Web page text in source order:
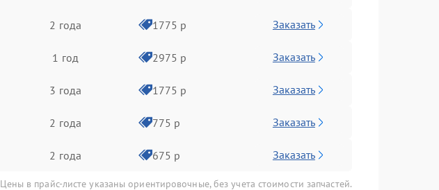
2 года 1775 р Заказать
1 год 2975 р Заказать
3 года 1775 р Заказать
2 года 775 р Заказать
2 года 675 р Заказать
Цены в прайс-листе указаны ориентировочные, без учета стоимости запчастей.